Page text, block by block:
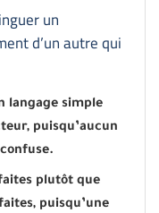
un
d’un autre qui
langage simple
puisqu’aucun
plutôt que
puisqu’une